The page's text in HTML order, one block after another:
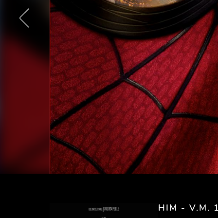
HIM - V.M.